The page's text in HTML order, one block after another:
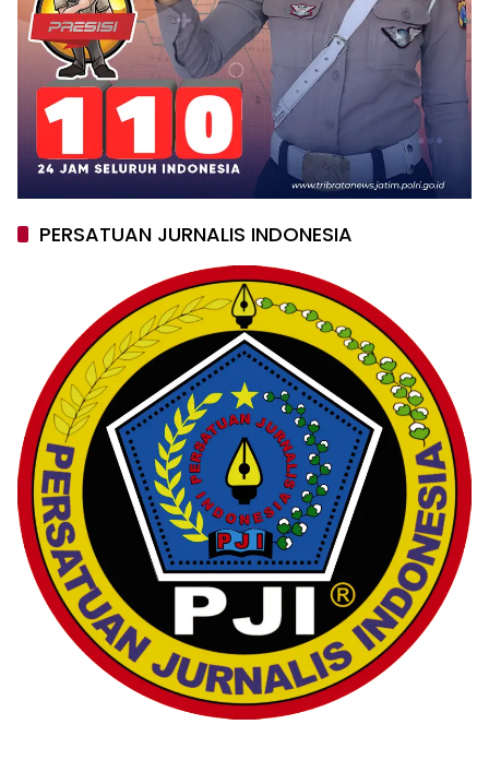
PERSATUAN JURNALIS INDONESIA